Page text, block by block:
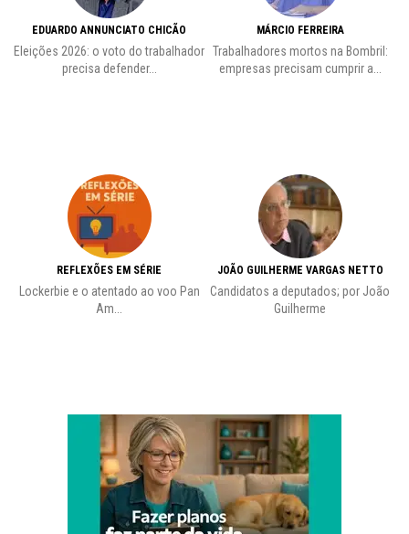
EDUARDO ANNUNCIATO CHICÃO
Eleições 2026: o voto do trabalhador
precisa defender...
REFLEXÕES EM SÉRIE
Lockerbie e o atentado ao voo Pan
Am...
MÁRCIO FERREIRA
Trabalhadores mortos na Bombril:
empresas precisam cumprir a...
JOÃO GUILHERME VARGAS NETTO
Candidatos a deputados; por João
Guilherme